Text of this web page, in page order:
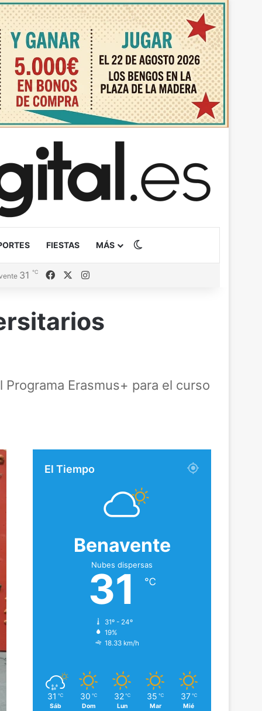
FIESTAS MÁS
31 ℃ FacebookInstagram
Erasmus+ para el curso
El Tiempo
Benavente
Nubes dispersas
31 ℃
31º - 24º
19%
18.33 km/h
31 ℃
Sáb
30 ℃
Dom
32 ℃
Lun
35 ℃
Mar
37 ℃
Mié